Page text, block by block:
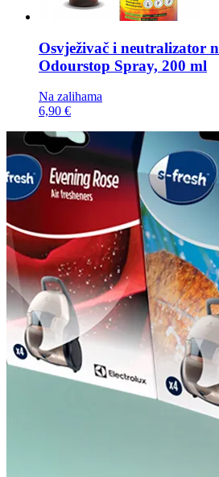
Osvježivač i neutralizator
Odourstop Spray, 200 ml
Na zalihama
6,90 €